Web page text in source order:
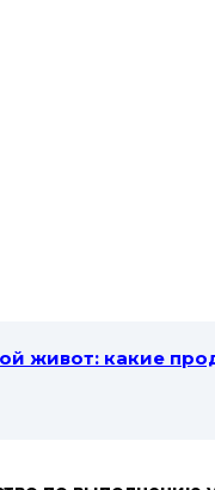
живот: какие